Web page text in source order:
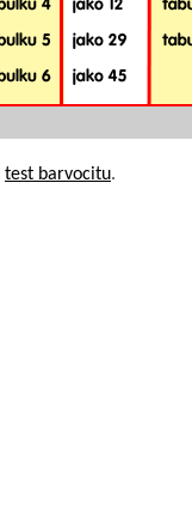
test barvocitu.